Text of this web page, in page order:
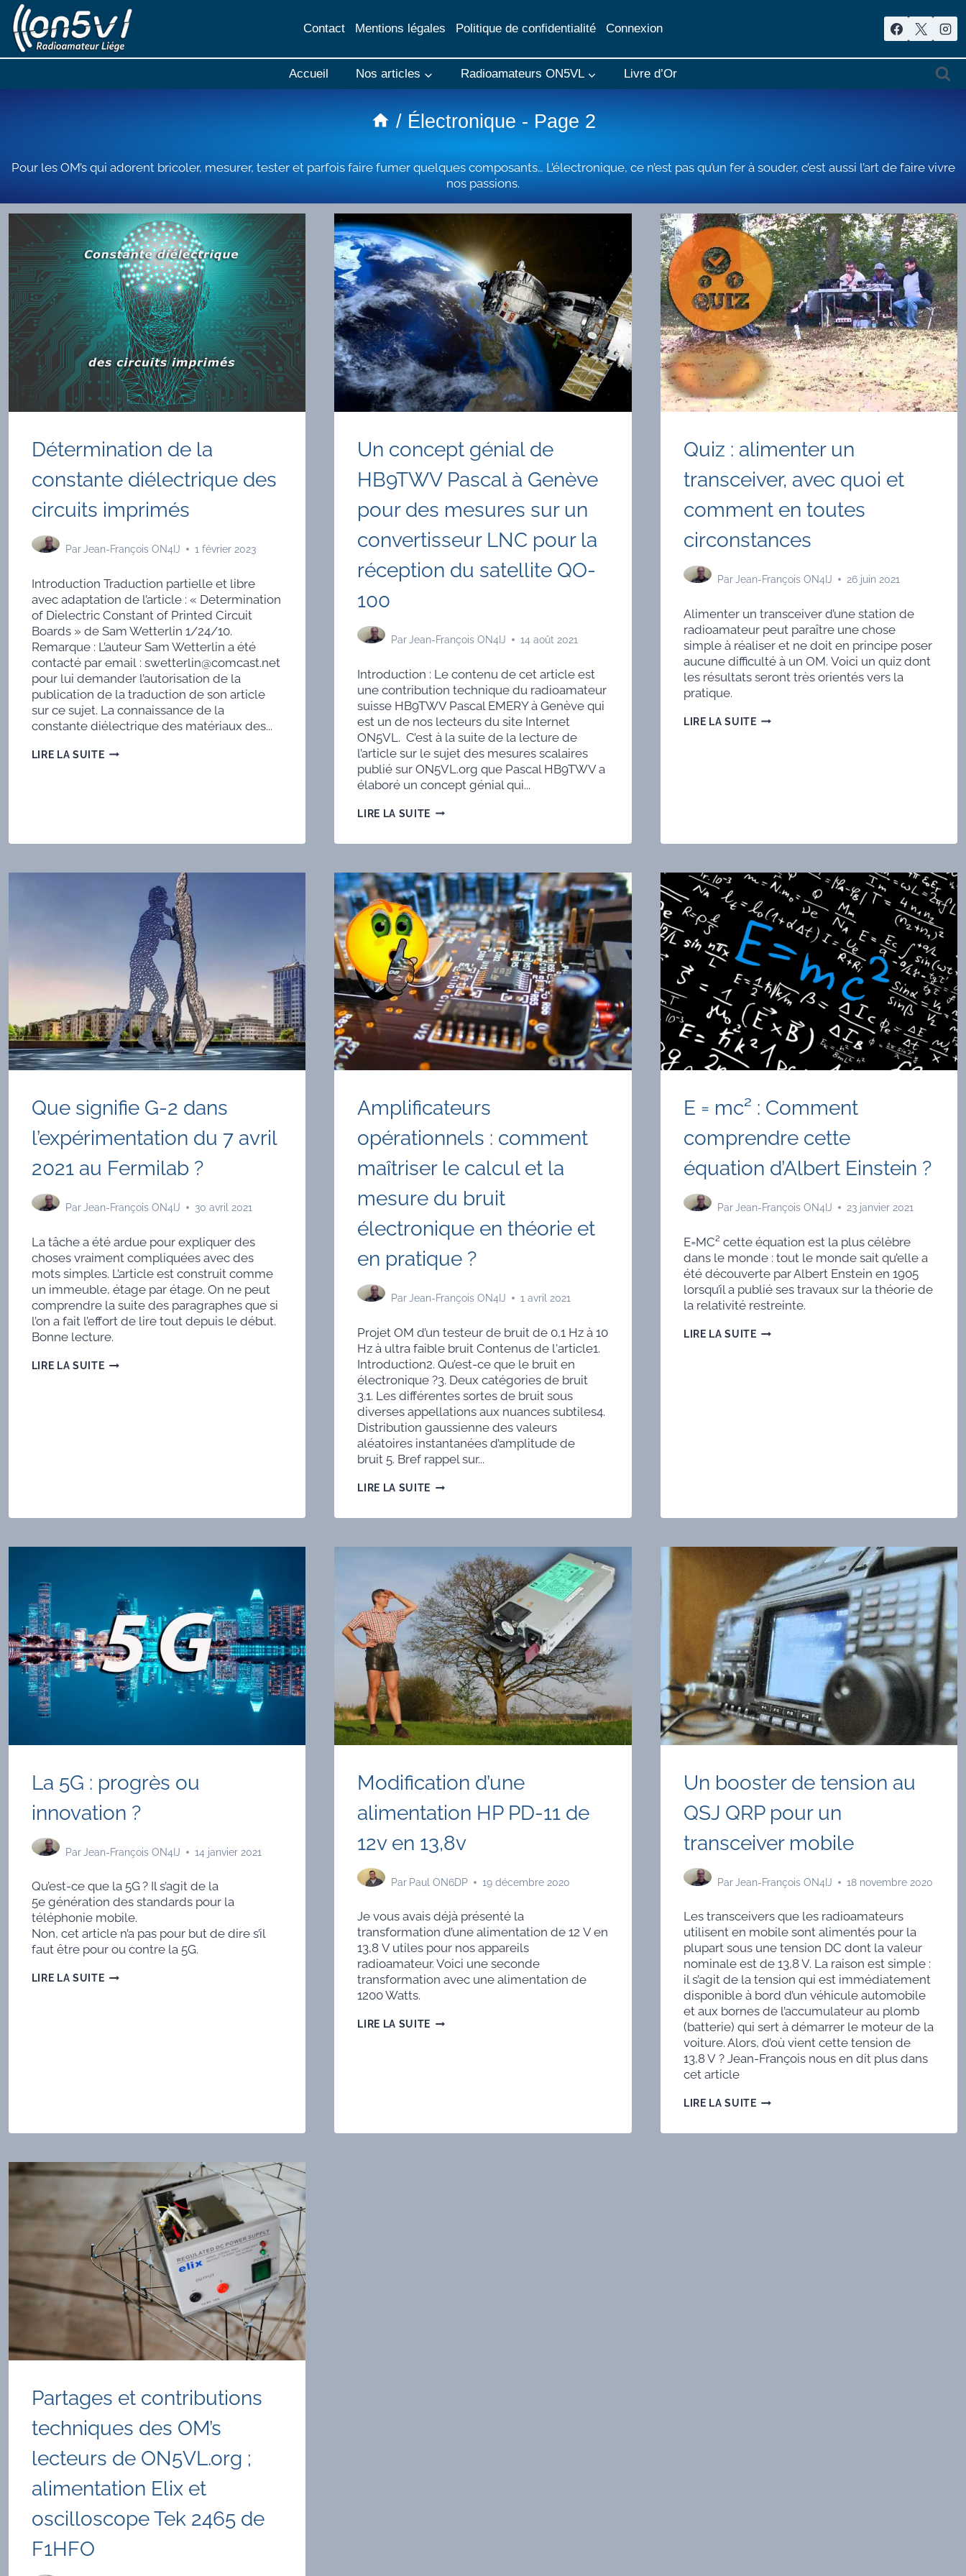
Aller
au
contenu
Contact Mentions légales Politique de confidentialité Connexion
Accueil Nos articles Radioamateurs ON5VL Livre d’Or
/ Électronique - Page 2
Pour les OM’s qui adorent bricoler, mesurer, tester et parfois faire fumer quelques composants… L’électronique, ce n’est pas qu’un fer à souder, c’est aussi l’art de faire vivre
nos passions.
Détermination de la
constante diélectrique des
circuits imprimés
Par Jean-François ON4IJ 1 février 2023
Introduction Traduction partielle et libre
avec adaptation de l’article : « Determination
of Dielectric Constant of Printed Circuit
Boards » de Sam Wetterlin 1/24/10.
Remarque : L’auteur Sam Wetterlin a été
contacté par email : swetterlin@comcast.net
pour lui demander l’autorisation de la
publication de la traduction de son article
sur ce sujet. La connaissance de la
constante diélectrique des matériaux des...
LIRE LA SUITEDÉTERMINATION
IMPRIMÉS
Un concept génial de
HB9TWV Pascal à Genève
pour des mesures sur un
convertisseur LNC pour la
réception du satellite QO-
100
Par Jean-François ON4IJ 14 août 2021
Introduction : Le contenu de cet article est
une contribution technique du radioamateur
suisse HB9TWV Pascal EMERY à Genève qui
est un de nos lecteurs du site Internet
ON5VL. C’est à la suite de la lecture de
l’article sur le sujet des mesures scalaires
publié sur ON5VL.org que Pascal HB9TWV a
élaboré un concept génial qui...
LIRE LA SUITE UN
PASCAL
À
GENÈVE
POUR
DES
MESURES
SUR
UN
CONVERTISSEUR
LNC
POUR
LA
RÉCEPTION
DU
SATELLITE
QO-
Quiz : alimenter un
transceiver, avec quoi et
comment en toutes
circonstances
ParJean-François ON4IJ 26 juin 2021
Alimenter un transceiver d’une station de
radioamateur peut paraître une chose
simple à réaliser et ne doit en principe poser
aucune difficulté à un OM. Voici un quiz dont
les résultats seront très orientés vers la
pratique.
LIRE LA SUITEQUIZ
Que signifie G-2 dans
l’expérimentation du 7 avril
2021 au Fermilab ?
Par Jean-François ON4IJ 30 avril 2021
La tâche a été ardue pour expliquer des
choses vraiment compliquées avec des
mots simples. L’article est construit comme
un immeuble, étage par étage. On ne peut
comprendre la suite des paragraphes que si
l’on a fait l’effort de lire tout depuis le début.
Bonne lecture.
LIRE LA SUITEQUE
?
Amplificateurs
opérationnels : comment
maîtriser le calcul et la
mesure du bruit
électronique en théorie et
en pratique ?
Par Jean-François ON4IJ 1 avril 2021
Projet OM d’un testeur de bruit de 0,1 Hz à 10
Hz à ultra faible bruit Contenus de l'article1.
Introduction2. Qu’est-ce que le bruit en
électronique ?3. Deux catégories de bruit
3.1. Les différentes sortes de bruit sous
diverses appellations aux nuances subtiles4.
Distribution gaussienne des valeurs
aléatoires instantanées d’amplitude de
bruit 5. Bref rappel sur...
LIRE LA SUITE AMPLIFICATEURS
LE
CALCUL
LA
MESURE
DU
BRUIT
ÉLECTRONIQUE
EN
THÉORIE
ET
EN
PRATIQUE
?
E = mc² : Comment
comprendre cette
équation d’Albert Einstein ?
ParJean-François ON4IJ 23 janvier 2021
E=MC² cette équation est la plus célèbre
dans le monde : tout le monde sait qu’elle a
été découverte par Albert Enstein en 1905
lorsqu’il a publié ses travaux sur la théorie de
la relativité restreinte.
LIRE LA SUITEE
La 5G : progrès ou
innovation ?
Par Jean-François ON4IJ 14 janvier 2021
Qu’est-ce que la 5G ? Il s’agit de la
5e génération des standards pour la
téléphonie mobile.
Non, cet article n’a pas pour but de dire s’il
faut être pour ou contre la 5G.
LIRE LA SUITELA
Modification d’une
alimentation HP PD-11 de
12v en 13,8v
Par Paul ON6DP 19 décembre 2020
Je vous avais déjà présenté la
transformation d’une alimentation de 12 V en
13,8 V utiles pour nos appareils
radioamateur. Voici une seconde
transformation avec une alimentation de
1200 Watts.
LIRE LA SUITE MODIFICATION
Un booster de tension au
QSJ QRP pour un
transceiver mobile
ParJean-François ON4IJ 18 novembre 2020
Les transceivers que les radioamateurs
utilisent en mobile sont alimentés pour la
plupart sous une tension DC dont la valeur
nominale est de 13,8 V. La raison est simple :
il s’agit de la tension qui est immédiatement
disponible à bord d’un véhicule automobile
et aux bornes de l’accumulateur au plomb
(batterie) qui sert à démarrer le moteur de la
voiture. Alors, d’où vient cette tension de
13,8 V ? Jean-François nous en dit plus dans
cet article
LIRE LA SUITEUN
Partages et contributions
techniques des OM’s
lecteurs de ON5VL.org ;
alimentation Elix et
oscilloscope Tek 2465 de
F1HFO